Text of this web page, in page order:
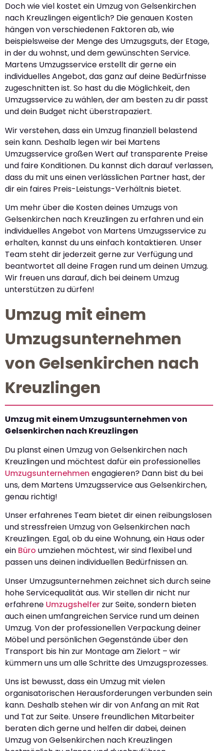
Doch wie viel kostet ein Umzug von Gelsenkirchen
nach Kreuzlingen eigentlich? Die genauen Kosten
hängen von verschiedenen Faktoren ab, wie
beispielsweise der Menge des Umzugsguts, der Etage,
in der du wohnst, und dem gewünschten Service.
Martens Umzugsservice erstellt dir gerne ein
individuelles Angebot, das ganz auf deine Bedürfnisse
zugeschnitten ist. So hast du die Möglichkeit, den
Umzugsservice zu wählen, der am besten zu dir passt
und dein Budget nicht überstrapaziert.
Wir verstehen, dass ein Umzug finanziell belastend
sein kann. Deshalb legen wir bei Martens
Umzugsservice großen Wert auf transparente Preise
und faire Konditionen. Du kannst dich darauf verlassen,
dass du mit uns einen verlässlichen Partner hast, der
dir ein faires Preis-Leistungs-Verhältnis bietet.
Um mehr über die Kosten deines Umzugs von
Gelsenkirchen nach Kreuzlingen zu erfahren und ein
individuelles Angebot von Martens Umzugsservice zu
erhalten, kannst du uns einfach kontaktieren. Unser
Team steht dir jederzeit gerne zur Verfügung und
beantwortet all deine Fragen rund um deinen Umzug.
Wir freuen uns darauf, dich bei deinem Umzug
unterstützen zu dürfen!
Umzug mit einem
Umzugsunternehmen
von Gelsenkirchen nach
Kreuzlingen
Umzug mit einem Umzugsunternehmen von
Gelsenkirchen nach Kreuzlingen
Du planst einen Umzug von Gelsenkirchen nach
Kreuzlingen und möchtest dafür ein professionelles
Umzugsunternehmen engagieren? Dann bist du bei
uns, dem Martens Umzugsservice aus Gelsenkirchen,
genau richtig!
Unser erfahrenes Team bietet dir einen reibungslosen
und stressfreien Umzug von Gelsenkirchen nach
Kreuzlingen. Egal, ob du eine Wohnung, ein Haus oder
ein Büro umziehen möchtest, wir sind flexibel und
passen uns deinen individuellen Bedürfnissen an.
Unser Umzugsunternehmen zeichnet sich durch seine
hohe Servicequalität aus. Wir stellen dir nicht nur
erfahrene Umzugshelfer zur Seite, sondern bieten
auch einen umfangreichen Service rund um deinen
Umzug. Von der professionellen Verpackung deiner
Möbel und persönlichen Gegenstände über den
Transport bis hin zur Montage am Zielort – wir
kümmern uns um alle Schritte des Umzugsprozesses.
Uns ist bewusst, dass ein Umzug mit vielen
organisatorischen Herausforderungen verbunden sein
kann. Deshalb stehen wir dir von Anfang an mit Rat
und Tat zur Seite. Unsere freundlichen Mitarbeiter
beraten dich gerne und helfen dir dabei, deinen
Umzug von Gelsenkirchen nach Kreuzlingen